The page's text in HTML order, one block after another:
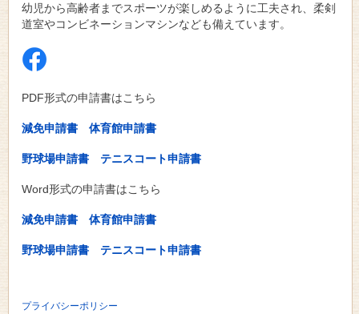
幼児から高齢者までスポーツが楽しめるように工夫され、柔剣
道室やコンビネーションマシンなども備えています。
PDF形式の申請書はこちら
減免申請書 体育館申請書
野球場申請書 テニスコート申請書
Word形式の申請書はこちら
減免申請書 体育館申請書
野球場申請書 テニスコート申請書
プライバシーポリシー